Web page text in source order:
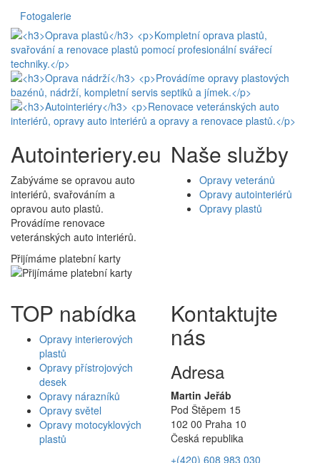
Fotogalerie
Autointeriery.eu
Zabýváme se opravou auto
interiérů, svařováním a
opravou auto plastů.
Provádíme renovace
veteránských auto interiérů.
Přijímáme platební karty
Naše služby
Opravy veteránů
Opravy autointeriérů
Opravy plastů
TOP nabídka
Opravy interierových
plastů
Opravy přístrojových
desek
Opravy nárazníků
Opravy světel
Opravy motocyklových
plastů
Kontaktujte
nás
Adresa
Martin Jeřáb
Pod Štěpem 15
102 00 Praha 10
Česká republika
+(420) 608 983 030